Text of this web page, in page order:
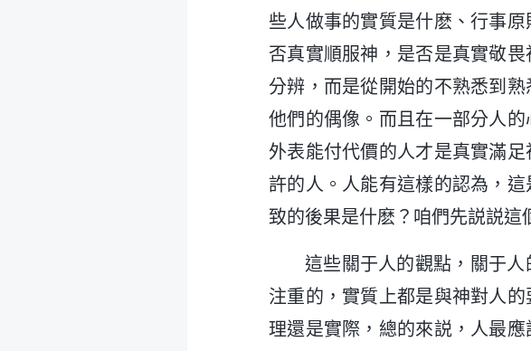
些人做事的實質是什麽、行事
否真實順服神，是否是真實敬
分辨，而是從開始的不熟悉到
他們的偶像。而且在一部分人
外表能付代價的人才是真實滿
許的人。人能有這樣的認為，
致的後果是什麽？咱們先説説這
這些關于人的觀點，關于
注重的，實質上都是與神對人
理還是實際，總的來説，人最